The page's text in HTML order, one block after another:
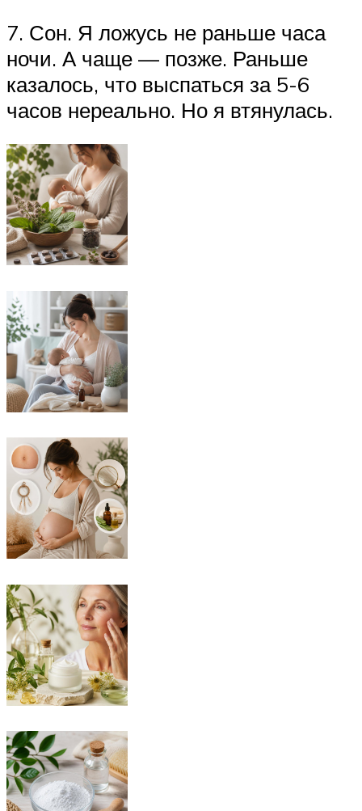
7. Сон. Я ложусь не раньше часа
ночи. А чаще — позже. Раньше
казалось, что выспаться за 5-6
часов нереально. Но я втянулась.